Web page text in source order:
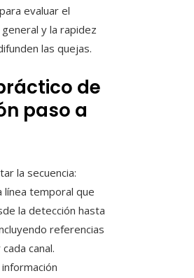
evaluar el
y la rapidez
las quejas.
de
paso a
la secuencia:
línea temporal que
la detección hasta
referencias
canal.